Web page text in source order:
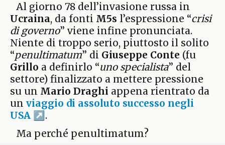
Al giorno 78 dell’invasione russa in
Ucraina, da fonti M5s l’espressione “crisi
di governo” viene infine pronunciata.
Niente di troppo serio, piuttosto il solito
“penultimatum” di Giuseppe Conte (fu
Grillo a definirlo “uno specialista” del
settore) finalizzato a mettere pressione
su un Mario Draghi appena rientrato da
un viaggio di assoluto successo negli
USA
.
Ma perché penultimatum?